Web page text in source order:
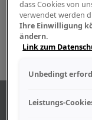
Besuchen
dass Cookies von
verwendet werden
Ihre Einwilligung
ändern.
Link zum
Unbedingt
Leistungs-